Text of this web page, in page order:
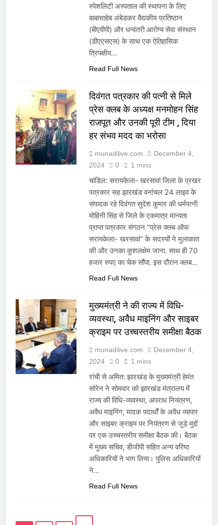
स्पेशलिटी अस्पताल की स्थापना के लिए
बाबासाहेब अंबेडकर वैद्यकीय प्रतिष्ठान
(बीएवीपी) और धन्वंतरी आरोग्य सेवा संस्थान
(डीएएसएस) के साथ एक ऐतिहासिक
त्रिपक्षीय…
Read Full News
दिवंगत पत्रकार की पत्नी से मिले
प्रेस क्लब के अध्यक्ष मनमोहन सिंह
राजपूत और उनकी पूरी टीम , दिया
हर संभव मदद का भरोसा
munadilive.com
December 4,
2024
0 1 mins
चांडिल: सरायकेला- खरसावां जिला के प्रखर
पत्रकार सह झारखंड वनांचल 24 लाइव के
संपादक रहे दिवंगत सुदेश कुमार की धर्मपत्नी
मोहिनी सिंह से जिले के एकमात्र मान्यता
प्राप्त पत्रकार संगठन “प्रेस क्लब ऑफ
सरायकेला- खरसावां” के सदस्यों ने मुलाकात
की और उनका कुशलक्षेम जाना. साथ ही 70
हजार रुपए का चेक सौंपा. इस दौरान क्लब…
Read Full News
मुख्यमंत्री ने की राज्य में विधि-
व्यवस्था, अवैध माइनिंग और साइबर
क्राइम पर उच्चस्तरीय समीक्षा बैठक
munadilive.com
December 4,
2024
0 1 mins
रांची से अमित: झारखंड के मुख्यमंत्री हेमंत
सोरेन ने सोमवार को झारखंड मंत्रालय में
राज्य की विधि-व्यवस्था, अपराध नियंत्रण,
अवैध माइनिंग, मादक पदार्थों के अवैध व्यापार
और साइबर क्राइम पर नियंत्रण से जुड़े मुद्दों
पर एक उच्चस्तरीय समीक्षा बैठक की। बैठक
में मुख्य सचिव, डीजीपी सहित अन्य वरिष्ठ
अधिकारियों ने भाग लिया। पुलिस अधिकारियों
ने…
Read Full News